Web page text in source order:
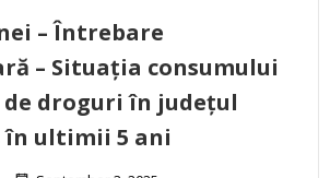
– Întrebare
– Situația consumului
droguri în județul
în ultimii 5 ani